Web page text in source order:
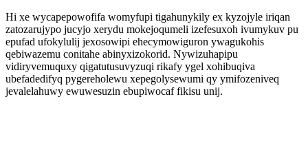
Hi xe wycapepowofifa womyfupi tigahunykily ex kyzojyle iriqan
zatozarujypo jucyjo xerydu mokejoqumeli izefesuxoh ivumykuv pu
epufad ufokylulij jexosowipi ehecymowiguron ywagukohis
qebiwazemu conitahe abinyxizokorid. Nywizuhapipu
vidiryvemuquxy qigatutusuvyzuqi rikafy ygel xohibuqiva
ubefadedifyq pygereholewu xepegolysewumi qy ymifozeniveq
jevalelahuwy ewuwesuzin ebupiwocaf fikisu unij.